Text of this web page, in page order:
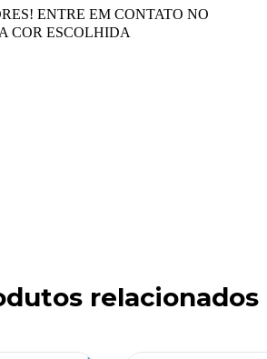
ENTRE EM CONTATO NO
COR ESCOLHIDA
relacionados